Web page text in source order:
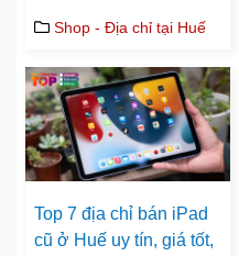
Shop - Địa chỉ tại Huế
Top 7 địa chỉ bán iPad
cũ ở Huế uy tín, giá tốt,